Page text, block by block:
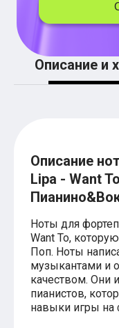
Легкие аккорды
Аккорды со словами
Поп
BEARWOLF
Мари Краймбрери
Комната культуры
XOLIDAYBOY
Монеточка
Пицца
Анжелика Варум
Алексей Чумаков
Леонид Агутин
Саундтрек
Тематические
Из фильмов
Аватар: Путь воды
Титаник
Гарри Поттер
Описание и
Описание
Lipa - Want
Ноты для
Want To,
Поп. Ноты
музыкантами и
качеством. Они
пианистов,
навыки игры на